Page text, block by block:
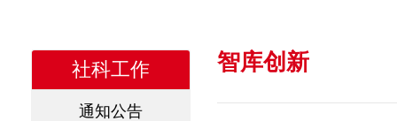
社科工作
通知公告
智库创新